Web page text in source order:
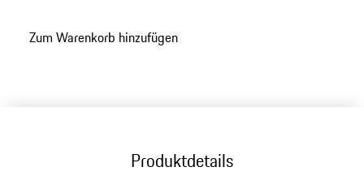
zu
Zum Warenkorb hinzufügen
Produktdetails